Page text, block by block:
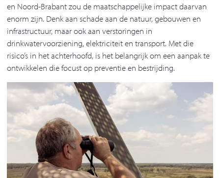
en Noord-Brabant zou de maatschappelijke impact daarvan
enorm zijn. Denk aan schade aan de natuur, gebouwen en
infrastructuur, maar ook aan verstoringen in
drinkwatervoorziening, elektriciteit en transport. Met die
risico’s in het achterhoofd, is het belangrijk om een aanpak te
ontwikkelen die focust op preventie en bestrijding.